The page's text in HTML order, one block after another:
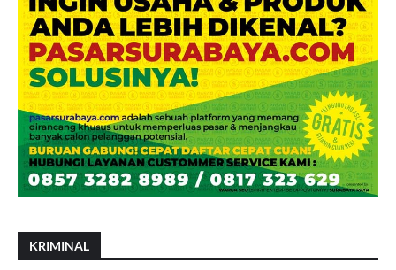
KRIMINAL